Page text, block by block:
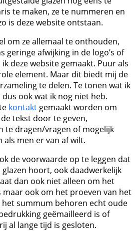
te maken, ze te nummeren en
is deze website ontstaan.
om ze allemaal te onthouden,
geringe afwijking in de logo’s of
deze website gemaakt. Puur als
element. Maar dit biedt mij de
te delen. Te tonen wat ik
ook wat ik nog niet heb.
kontakt gemaakt worden om
tekst door te geven,
te dragen/vragen of mogelijk
als men er van af wilt.
de voorwaarde op te leggen dat
hoort, ook daadwerkelijk
dan ook niet alleen om het
maar ook om het proeven van het
summum behoren echt oude
geëmailleerd is of
al lange tijd is gesloten.